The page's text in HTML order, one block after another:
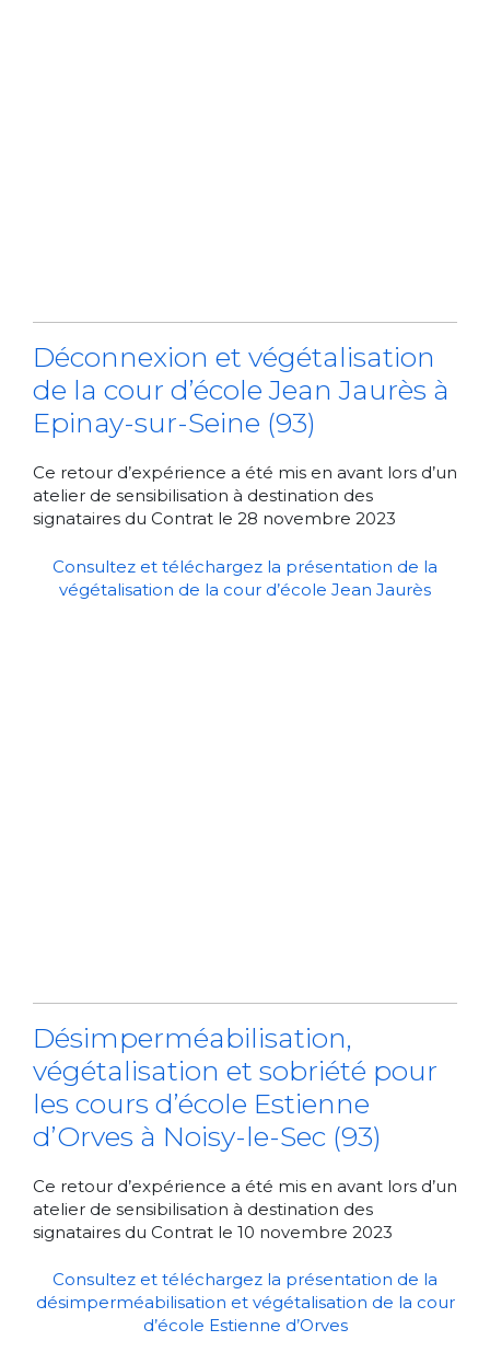
Déconnexion et végétalisation
de la cour d’école Jean Jaurès à
Epinay-sur-Seine (93)
Ce retour d’expérience a été mis en avant lors d’un
atelier de sensibilisation à destination des
signataires du Contrat le 28 novembre 2023
Consultez et téléchargez la présentation de la
végétalisation de la cour d’école Jean Jaurès
Désimperméabilisation,
végétalisation et sobriété pour
les cours d’école Estienne
d’Orves à Noisy-le-Sec (93)
Ce retour d’expérience a été mis en avant lors d’un
atelier de sensibilisation à destination des
signataires du Contrat le 10 novembre 2023
Consultez et téléchargez la présentation de la
désimperméabilisation et végétalisation de la cour
d’école Estienne d’Orves